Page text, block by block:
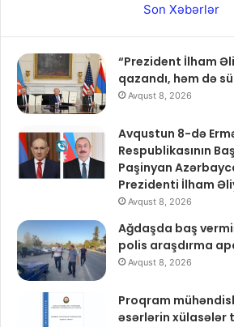
Son Xəbərlər
“Prezident İlham
qazandı, həm də
Avqust 8, 2026
Avqustun 8-də
Respublikasının
Paşinyan
Prezidenti İlham
Avqust 8, 2026
Ağdaşda baş
polis araşdırma
Avqust 8, 2026
Proqram
əsərlərin xülasələr